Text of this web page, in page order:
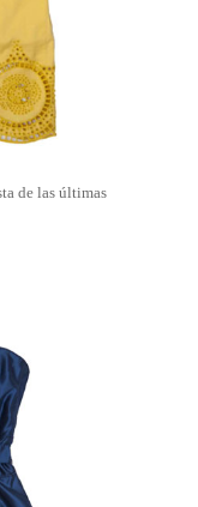
de las últimas